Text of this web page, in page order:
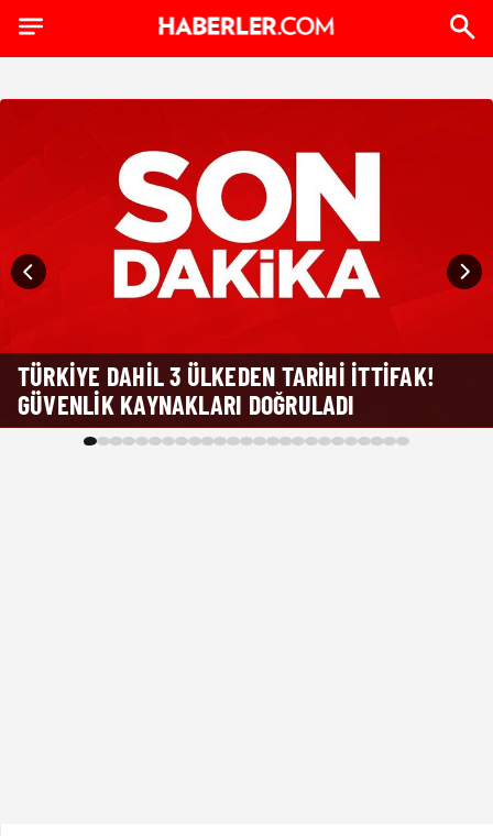
TÜRKIYE DAHIL 3 ÜLKEDEN TARIHI ITTIFAK!
GÜVENLIK KAYNAKLARI DOĞRULADI